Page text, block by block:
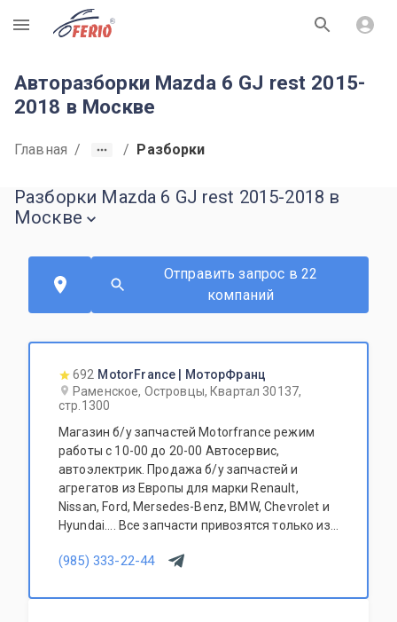
R
Авторазборки Mazda 6 GJ rest 2015-
2018 в Москве
Главная / / Разборки
Разборки Mazda 6 GJ rest 2015-2018 в
Москве
Отправить запрос в 22
компаний
692 MotorFrance | МоторФранц
Раменское, Островцы, Квартал 30137,
стр.1300
Магазин б/у запчастей Motorfrance режим
работы с 10-00 до 20-00 Автосервис,
автоэлектрик. Продажа б/у запчастей и
агрегатов из Европы для марки Renault,
Nissan, Ford, Mersedes-Benz, BMW, Chevrolet и
Hyundai.... Все запчасти привозятся только из
(985) 333-22-44